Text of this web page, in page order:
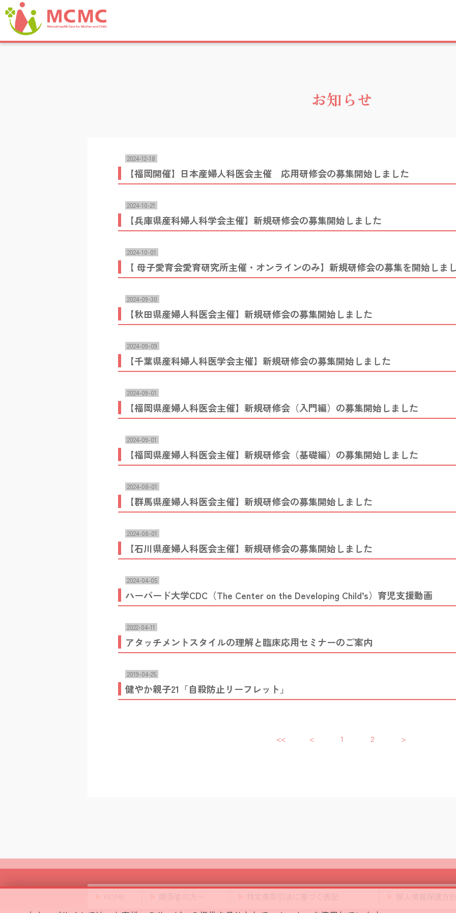
お知らせ
2024-12-18
【福岡開催】日本産婦人科医会主催 応用研修会の募集開始しました
2024-10-21
【兵庫県産科婦人科学会主催】新規研修会の募集開始しました
2024-10-01
【 母子愛育会愛育研究所主催・オンラインのみ】新規研修会の募集を開始しま
2024-09-30
【秋田県産婦人科医会主催】新規研修会の募集開始しました
2024-09-09
【千葉県産科婦人科医学会主催】新規研修会の募集開始しました
2024-09-01
【福岡県産婦人科医会主催】新規研修会（入門編）の募集開始しました
2024-09-01
【福岡県産婦人科医会主催】新規研修会（基礎編）の募集開始しました
2024-08-01
【群馬県産婦人科医会主催】新規研修会の募集開始しました
2024-08-01
【石川県産婦人科医会主催】新規研修会の募集開始しました
2024-04-05
ハーバード大学CDC（The Center on the Developing Child’s）育児支援動画
2022-04-11
アタッチメントスタイルの理解と臨床応用セミナーのご案内
2019-04-25
健やか親子21「自殺防止リーフレット」
<< < 1 2 >
HOME 関係者の方へ 特定商取引法に基づく表記 個人情報保護方